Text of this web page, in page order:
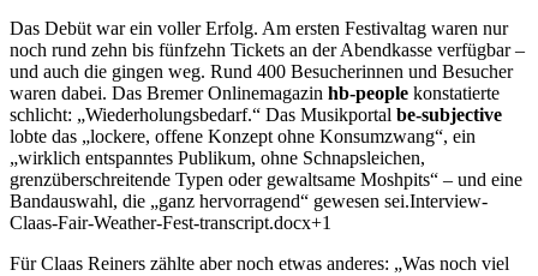
Das Debüt war ein voller Erfolg. Am ersten Festivaltag waren nur
noch rund zehn bis fünfzehn Tickets an der Abendkasse verfügbar –
und auch die gingen weg. Rund 400 Besucherinnen und Besucher
waren dabei. Das Bremer Onlinemagazin hb-people konstatierte
schlicht: „Wiederholungsbedarf.“ Das Musikportal be-subjective
lobte das „lockere, offene Konzept ohne Konsumzwang“, ein
„wirklich entspanntes Publikum, ohne Schnapsleichen,
grenzüberschreitende Typen oder gewaltsame Moshpits“ – und eine
Bandauswahl, die „ganz hervorragend“ gewesen sei.Interview-
Claas-Fair-Weather-Fest-transcript.docx+1
Für Claas Reiners zählte aber noch etwas anderes: „Was noch viel